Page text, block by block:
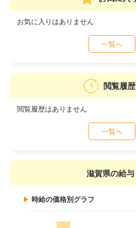
お気に入りはありません
一覧へ
閲覧履歴
閲覧履歴はありません
一覧へ
滋賀県の給与
時給の価格別グラフ